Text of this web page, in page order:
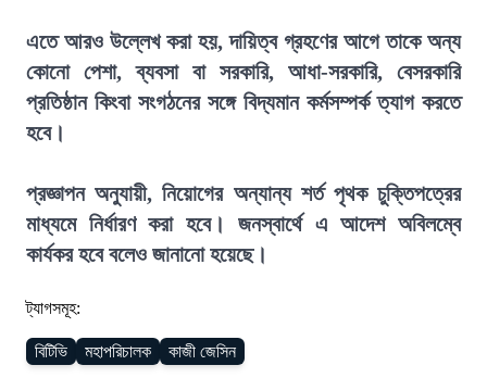
এতে আরও উল্লেখ করা হয়, দায়িত্ব গ্রহণের আগে তাকে অন্য
কোনো পেশা, ব্যবসা বা সরকারি, আধা-সরকারি, বেসরকারি
প্রতিষ্ঠান কিংবা সংগঠনের সঙ্গে বিদ্যমান কর্মসম্পর্ক ত্যাগ করতে
হবে।
প্রজ্ঞাপন অনুযায়ী, নিয়োগের অন্যান্য শর্ত পৃথক চুক্তিপত্রের
মাধ্যমে নির্ধারণ করা হবে। জনস্বার্থে এ আদেশ অবিলম্বে
কার্যকর হবে বলেও জানানো হয়েছে।
ট্যাগসমূহ:
বিটিভি মহাপরিচালক কাজী জেসিন